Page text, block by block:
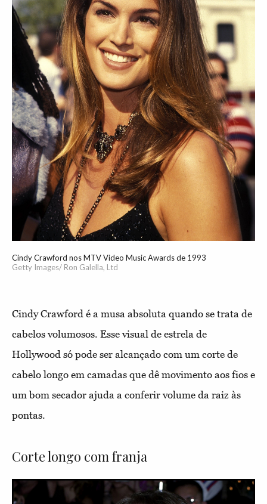
Cindy Crawford nos MTV Video Music Awards de 1993
Getty Images/ Ron Galella, Ltd
Cindy Crawford é a musa absoluta quando se trata de
cabelos volumosos. Esse visual de estrela de
Hollywood só pode ser alcançado com um corte de
cabelo longo em camadas que dê movimento aos fios e
um bom secador ajuda a conferir volume da raiz às
pontas.
Corte longo com franja